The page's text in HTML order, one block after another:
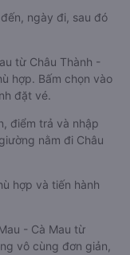
ngày đi, sau đó
từ Châu Thành -
hợp. Bấm chọn vào
đặt vé.
điểm trả và nhập
nằm đi Châu
hợp và tiến hành
- Cà Mau từ
vô cùng đơn giản,